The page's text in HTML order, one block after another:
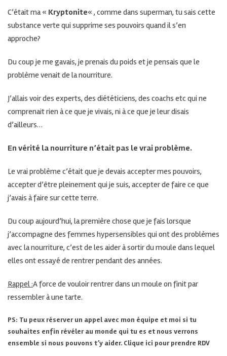
C’était ma « Kryptonite« , comme dans superman, tu sais cette
substance verte qui supprime ses pouvoirs quand il s’en
approche?
Du coup je me gavais, je prenais du poids et je pensais que le
problème venait de la nourriture.
J’allais voir des experts, des diététiciens, des coachs etc qui ne
comprenait rien à ce que je vivais, ni à ce que je leur disais
d’ailleurs…
En vérité la nourriture n’était pas le vrai problème.
Le vrai problème c’était que je devais accepter mes pouvoirs,
accepter d’être pleinement qui je suis, accepter de faire ce que
j’avais à faire sur cette terre.
Du coup aujourd’hui, la première chose que je fais lorsque
j’accompagne des femmes hypersensibles qui ont des problèmes
avec la nourriture, c’est de les aider à sortir du moule dans lequel
elles ont essayé de rentrer pendant des années.
Rappel :A force de vouloir rentrer dans un moule on finit par
ressembler à une tarte.
PS: Tu peux réserver un appel avec mon équipe et moi si tu
souhaites enfin révéler au monde qui tu es et nous verrons
ensemble si nous pouvons t’y aider. Clique ici pour prendre RDV